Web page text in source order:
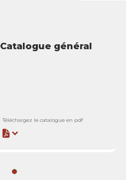
Catalogue général
Téléchargez le catalogue en pdf